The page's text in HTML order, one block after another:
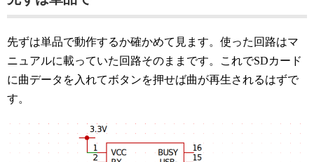
先ずは単品で動作するか確かめて見ます。使った回路はマ
ニュアルに載っていた回路そのままです。これでSDカード
に曲データを入れてボタンを押せば曲が再生されるはずで
す。